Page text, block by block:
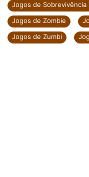
Jogos de Sobrevivência
Jogos de Zombie
Jogos de Zumbi